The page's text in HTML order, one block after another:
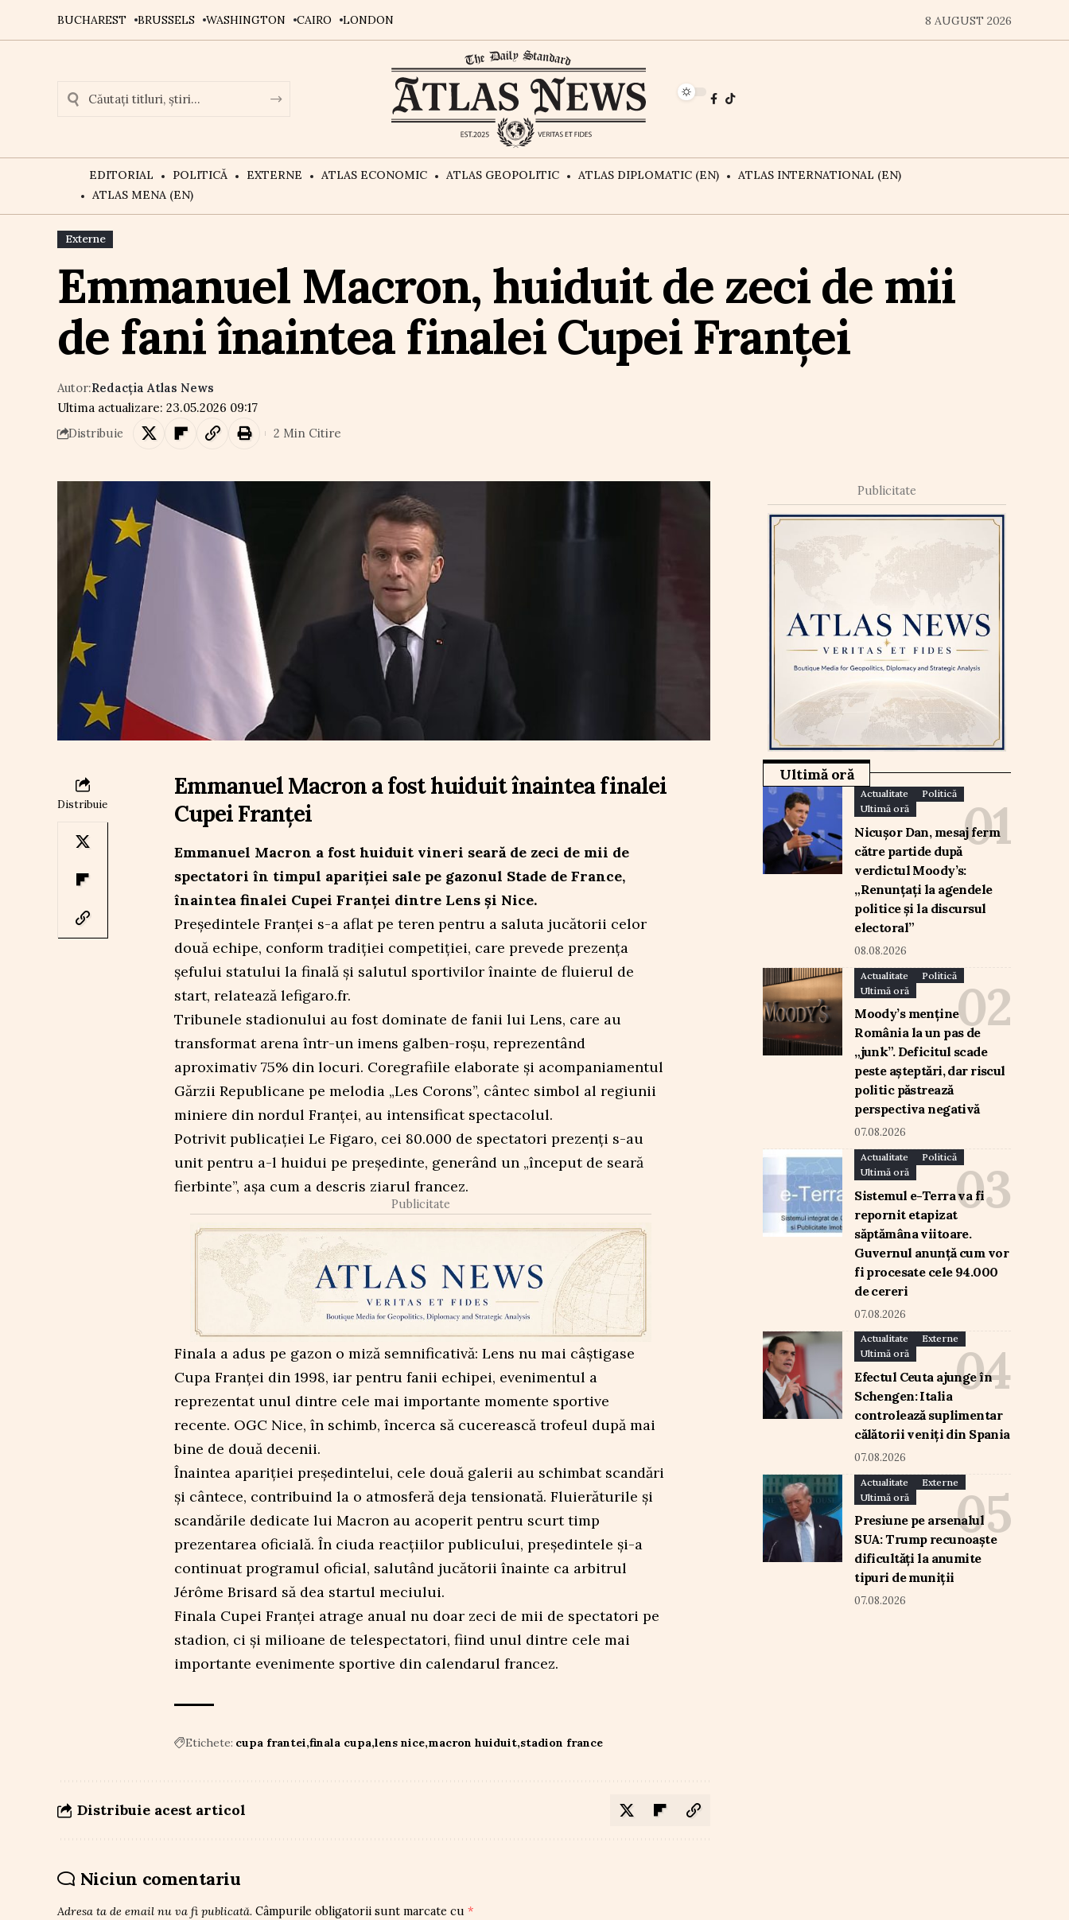
BUCHAREST BRUSSELS WASHINGTON CAIRO LONDON 8 AUGUST 2026
EDITORIAL POLITICĂ EXTERNE ATLAS ECONOMIC ATLAS GEOPOLITIC ATLAS DIPLOMATIC (EN)
ATLAS INTERNATIONAL (EN)
ATLAS MENA (EN)
Externe
Emmanuel Macron, huiduit de zeci de mii
de fani înaintea finalei Cupei Franței
Ultima actualizare: 23.05.2026 09:17
Autor:Redacția Atlas News
Distribuie 2 Min Citire
Distribuie
Emmanuel Macron a fost huiduit înaintea finalei
Cupei Franței
Emmanuel Macron a fost huiduit vineri seară de zeci de mii de
spectatori în timpul apariției sale pe gazonul Stade de France,
înaintea finalei Cupei Franței dintre Lens și Nice.
Președintele Franței s-a aflat pe teren pentru a saluta jucătorii celor
două echipe, conform tradiției competiției, care prevede prezența
șefului statului la finală și salutul sportivilor înainte de fluierul de
start, relatează lefigaro.fr.
Tribunele stadionului au fost dominate de fanii lui Lens, care au
transformat arena într-un imens galben-roșu, reprezentând
aproximativ 75% din locuri. Coregrafiile elaborate și acompaniamentul
Gărzii Republicane pe melodia „Les Corons”, cântec simbol al regiunii
miniere din nordul Franței, au intensificat spectacolul.
Potrivit publicației Le Figaro, cei 80.000 de spectatori prezenți s-au
unit pentru a-l huidui pe președinte, generând un „început de seară
fierbinte”, așa cum a descris ziarul francez.
Publicitate
Finala a adus pe gazon o miză semnificativă: Lens nu mai câștigase
Cupa Franței din 1998, iar pentru fanii echipei, evenimentul a
reprezentat unul dintre cele mai importante momente sportive
recente. OGC Nice, în schimb, încerca să cucerească trofeul după mai
bine de două decenii.
Înaintea apariției președintelui, cele două galerii au schimbat scandări
și cântece, contribuind la o atmosferă deja tensionată. Fluierăturile și
scandările dedicate lui Macron au acoperit pentru scurt timp
prezentarea oficială. În ciuda reacțiilor publicului, președintele și-a
continuat programul oficial, salutând jucătorii înainte ca arbitrul
Jérôme Brisard să dea startul meciului.
Finala Cupei Franței atrage anual nu doar zeci de mii de spectatori pe
stadion, ci și milioane de telespectatori, fiind unul dintre cele mai
importante evenimente sportive din calendarul francez.
Etichete: cupa frantei finala cupa lens nice macron huiduit stadion france
Distribuie acest articol
Niciun comentariu
Adresa ta de email nu va fi publicată. Câmpurile obligatorii sunt marcate cu *
Publicitate
Ultimă oră
Actualitate
Politică
Ultimă oră
Nicușor Dan, mesaj ferm
către partide după
verdictul Moody’s:
„Renunțați la agendele
politice și la discursul
electoral”
08.08.2026
Actualitate
Politică
Ultimă oră
Moody’s menține
România la un pas de
„junk”. Deficitul scade
peste așteptări, dar riscul
politic păstrează
perspectiva negativă
07.08.2026
Actualitate
Politică
Ultimă oră
Sistemul e-Terra va fi
repornit etapizat
săptămâna viitoare.
Guvernul anunță cum vor
fi procesate cele 94.000
de cereri
07.08.2026
Actualitate
Externe
Ultimă oră
Efectul Ceuta ajunge în
Schengen: Italia
controlează suplimentar
călătorii veniți din Spania
07.08.2026
Actualitate
Externe
Ultimă oră
Presiune pe arsenalul
SUA: Trump recunoaște
dificultăți la anumite
tipuri de muniții
07.08.2026